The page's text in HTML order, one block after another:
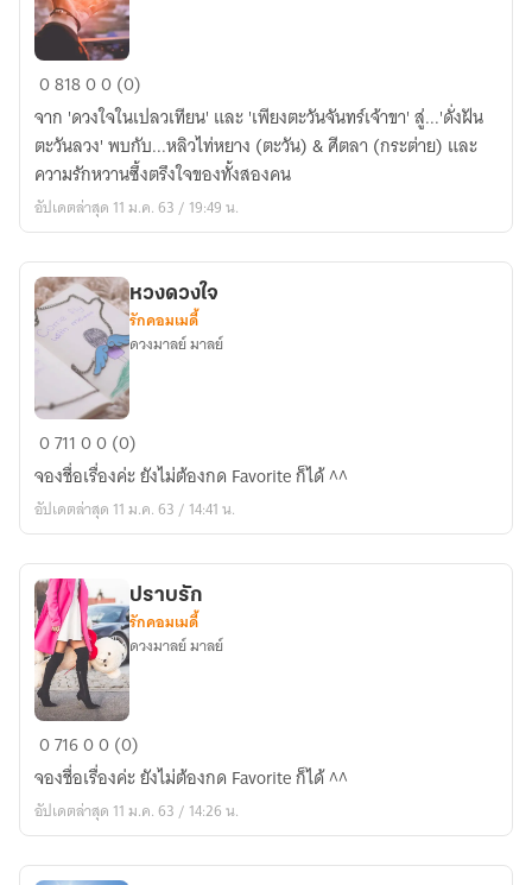
ดั่ง
ตะวัน
ลวง
081800 (0)
จาก 'ดวงใจในเปลวเทียน' และ 'เพียงตะวันจันทร์เจ้าขา' สู่...'ดั่งฝัน
ตะวันลวง' พบกับ...หลิวไท่หยาง (ตะวัน) & ศีตลา (กระต่าย) และ
ความรักหวานซึ้งตรึงใจของทั้งสองคน
อัปเดตล่าสุด 11 ม.ค. 63 / 19:49 น.
หวง
ดวงใจ
หวงดวงใจ
รักคอมเมดี้
ดวงมาลย์ มาลย์
071100 (0)
จองชื่อเรื่องค่ะ ยังไม่ต้องกด Favorite ก็ได้ ^^
อัปเดตล่าสุด 11 ม.ค. 63 / 14:41 น.
ปราบ
ปราบรัก
รักคอมเมดี้
ดวงมาลย์ มาลย์
071600 (0)
จองชื่อเรื่องค่ะ ยังไม่ต้องกด Favorite ก็ได้ ^^
อัปเดตล่าสุด 11 ม.ค. 63 / 14:26 น.